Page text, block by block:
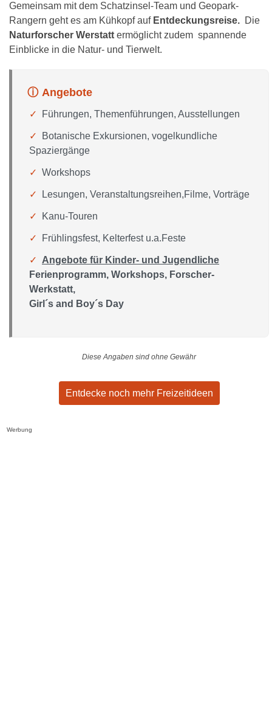
Gemeinsam mit dem Schatzinsel-Team und Geopark-
Rangern geht es am Kühkopf auf Entdeckungsreise. Die
Naturforscher Werstatt ermöglicht zudem spannende
Einblicke in die Natur- und Tierwelt.
Angebote
Führungen, Themenführungen, Ausstellungen
Botanische Exkursionen, vogelkundliche
Spaziergänge
Workshops
Lesungen, Veranstaltungsreihen,Filme, Vorträge
Kanu-Touren
Frühlingsfest, Kelterfest u.a.Feste
Angebote für Kinder- und Jugendliche
Ferienprogramm, Workshops, Forscher-
Werkstatt,
Girl´s and Boy´s Day
Diese Angaben sind ohne Gewähr
Entdecke noch mehr Freizeitideen
Werbung